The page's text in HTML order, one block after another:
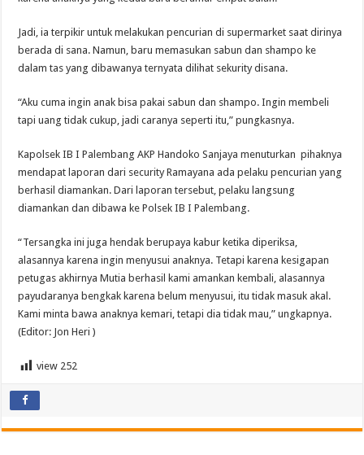
Jadi, ia terpikir untuk melakukan pencurian di supermarket saat dirinya
berada di sana. Namun, baru memasukan sabun dan shampo ke
dalam tas yang dibawanya ternyata dilihat sekurity disana.
“Aku cuma ingin anak bisa pakai sabun dan shampo. Ingin membeli
tapi uang tidak cukup, jadi caranya seperti itu,” pungkasnya.
Kapolsek IB I Palembang AKP Handoko Sanjaya menuturkan pihaknya
mendapat laporan dari security Ramayana ada pelaku pencurian yang
berhasil diamankan. Dari laporan tersebut, pelaku langsung
diamankan dan dibawa ke Polsek IB I Palembang.
“Tersangka ini juga hendak berupaya kabur ketika diperiksa,
alasannya karena ingin menyusui anaknya. Tetapi karena kesigapan
petugas akhirnya Mutia berhasil kami amankan kembali, alasannya
payudaranya bengkak karena belum menyusui, itu tidak masuk akal.
Kami minta bawa anaknya kemari, tetapi dia tidak mau,” ungkapnya.
(Editor: Jon Heri )
view 252